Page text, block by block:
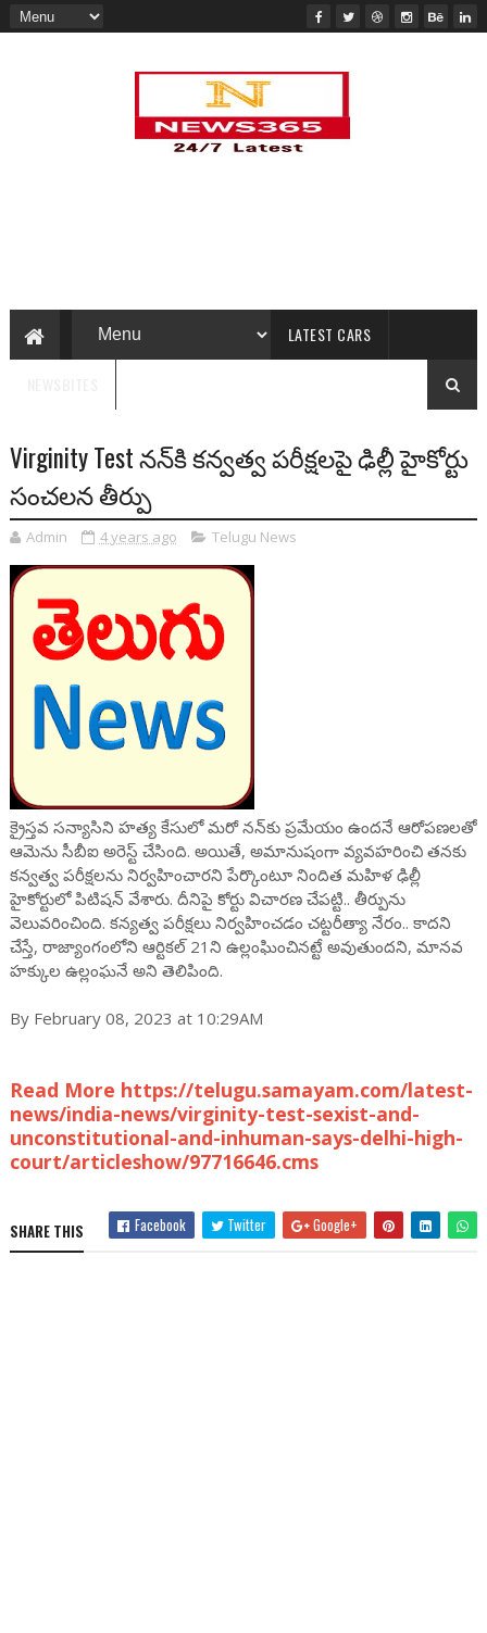
LATEST CARS
Virginity Test నన్‌కి కన్వత్వ పరీక్షలపై ఢిల్లీ హైకోర్టు
సంచలన తీర్పు
Admin 4 years ago Telugu News
క్రైస్తవ సన్యాసిని హత్య కేసులో మరో నన్‌కు ప్రమేయం ఉందనే ఆరోపణలతో
ఆమెను సీబీఐ అరెస్ట్ చేసింది. అయితే, అమానుషంగా వ్యవహరించి తనకు
కన్వత్వ పరీక్షలను నిర్వహించారని పేర్కొంటూ నిందిత మహిళ ఢిల్లీ
హైకోర్టులో పిటిషన్ వేశారు. దీనిపై కోర్టు విచారణ చేపట్టి.. తీర్పును
వెలువరించింది. కన్యత్వ పరీక్షలు నిర్వహించడం చట్టరీత్యా నేరం.. కాదని
చేస్తే, రాజ్యాంగంలోని ఆర్టికల్‌ 21ని ఉల్లంఘించినట్టే అవుతుందని, మానవ
హక్కుల ఉల్లంఘనే అని తెలిపింది.
By February 08, 2023 at 10:29AM
Read More https://telugu.samayam.com/latest-
news/india-news/virginity-test-sexist-and-
unconstitutional-and-inhuman-says-delhi-high-
court/articleshow/97716646.cms
SHARE THIS Facebook Twitter Google+